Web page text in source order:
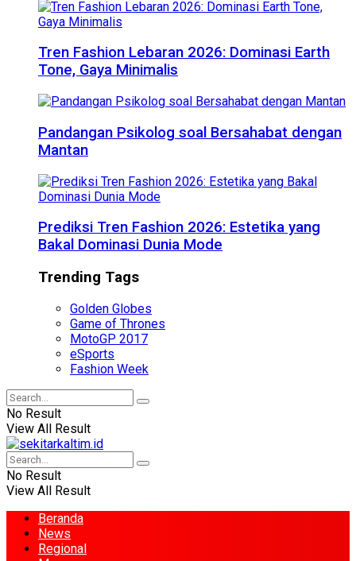
Tren Fashion Lebaran 2026: Dominasi Earth
Tone, Gaya Minimalis
Pandangan Psikolog soal Bersahabat dengan
Mantan
Prediksi Tren Fashion 2026: Estetika yang
Bakal Dominasi Dunia Mode
Trending Tags
Golden Globes
Game of Thrones
MotoGP 2017
eSports
Fashion Week
No Result
View All Result
No Result
View All Result
Beranda
News
Regional